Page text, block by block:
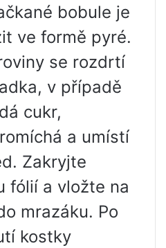
bobule je
ve formě pyré.
se rozdrtí
v případě
cukr,
a umístí
Zakryjte
fólií a vložte na
mrazáku. Po
kostky